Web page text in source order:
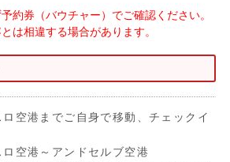
約券（バウチャー）でご確認ください。
は相違する場合があります。
ロ空港までご自身で移動、チェックイ
ロ空港～アンドセルブ空港